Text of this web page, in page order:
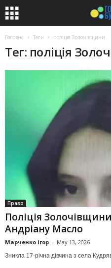
Головна Теги поліція Золочівщини
Тег: поліція
Право
Поліція
Андріану Масло
Марченко Ігор - May 13, 2026
Зникла 17-річна дівчина з села